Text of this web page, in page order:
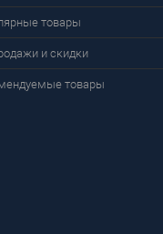
товары
и скидки
товары